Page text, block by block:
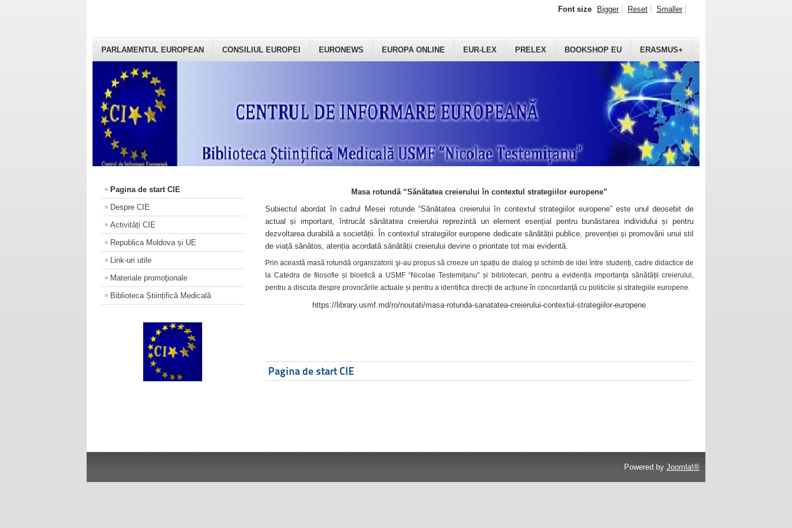
PARLAMENTUL EUROPEAN CONSILIUL EUROPEI EURONEWS EUROPA ONLINE EUR-LEX PRELEX BOOKSHOP EU ERASMUS+
Font size Bigger Reset Smaller
Pagina de start CIE
Despre CIE
Activități CIE
Republica Moldova și UE
Link-uri utile
Materiale promoţionale
Biblioteca Științifică Medicală
Masa rotundă “Sănătatea creierului în contextul strategiilor europene”
Subiectul abordat în cadrul Mesei rotunde “Sănătatea creierului în contextul strategiilor europene” este unul deosebit de
actual și important, întrucât sănătatea creierului reprezintă un element esențial pentru bunăstarea individului și pentru
dezvoltarea durabilă a societății. În contextul strategiilor europene dedicate sănătății publice, prevenției și promovării unui stil
de viață sănătos, atenția acordată sănătății creierului devine o prioritate tot mai evidentă.
Prin această masă rotundă organizatorii şi-au propus să creeze un spațiu de dialog și schimb de idei între studenți, cadre didactice de
la Catedra de filosofie și bioetică a USMF “Nicolae Testemițanu” și bibliotecari, pentru a evidenția importanța sănătății creierului,
pentru a discuta despre provocările actuale și pentru a identifica direcții de acțiune în concordanță cu politicile și strategiile europene.
https://library.usmf.md/ro/noutati/masa-rotunda-sanatatea-creierului-contextul-strategiilor-europene
Pagina de start CIE
Powered by Joomla!®